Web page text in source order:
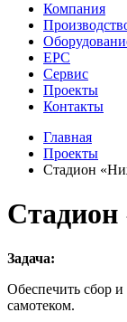
Компания
EPC
Сервис
Проекты
Контакты
Главная
Проекты
Стадион
Задача:
Обеспечить сбор
самотеком.